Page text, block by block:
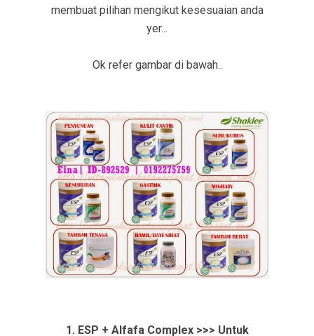
membuat pilihan mengikut kesesuaian anda
yer...
Ok refer gambar di bawah..
1. ESP + Alfafa Complex >>> Untuk